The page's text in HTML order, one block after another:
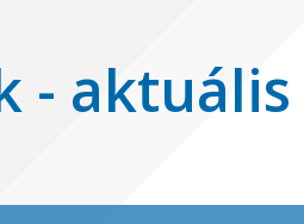
- aktuális